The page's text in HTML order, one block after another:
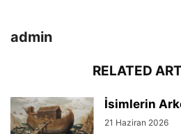
admin
RELATED
İsimlerin
21 Haziran 2026